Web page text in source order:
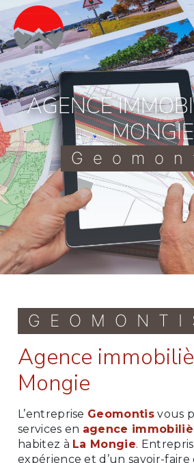
AGENCE IMMOBILIÈRE LA
MONGIE
agence immobilière à La
Mongie
L’entreprise Geomontis vous
services en agence
habitez à La Mongie.
expérience et d’un savoir-
Panneau de gestion des cookies